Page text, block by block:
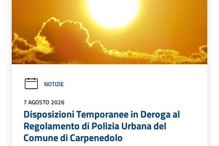
NOTIZIE
7 AGOSTO 2026
Disposizioni Temporanee in Deroga al
Regolamento di Polizia Urbana del
Comune di Carpenedolo